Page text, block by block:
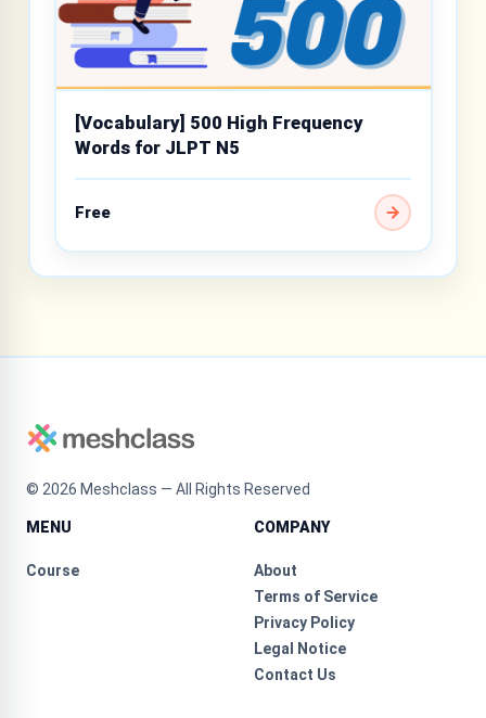
[Vocabulary] 500 High Frequency
Words for JLPT N5
Free
© 2026 Meshclass — All Rights Reserved
MENU
Course
COMPANY
About
Terms of Service
Privacy Policy
Legal Notice
Contact Us